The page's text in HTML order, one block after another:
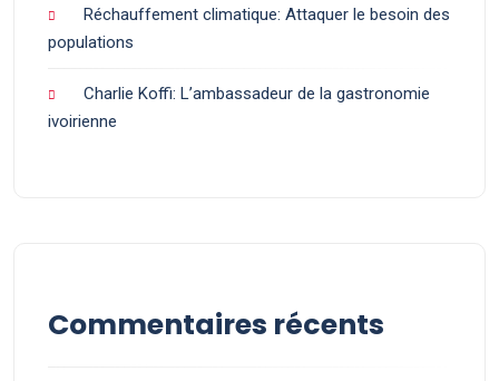
Réchauffement climatique: Attaquer le besoin des
populations
Charlie Koffi: L’ambassadeur de la gastronomie
ivoirienne
Commentaires récents